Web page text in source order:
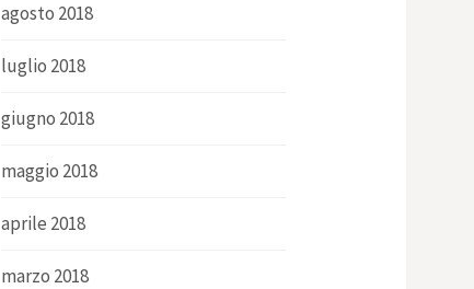
agosto 2018
luglio 2018
giugno 2018
maggio 2018
aprile 2018
marzo 2018